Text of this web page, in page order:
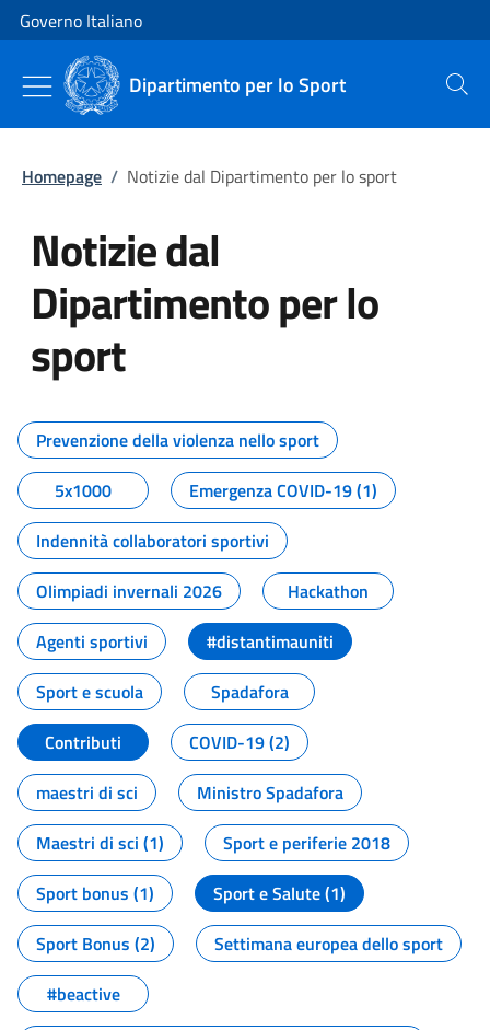
Vai al contenuto
Vai alla navigazione del sito
Governo Italiano
Dipartimento per lo Sport Cerca
Homepage / Notizie dal Dipartimento per lo sport
Notizie dal
Dipartimento per lo
sport
Tutti i contenuti della pagina
Prevenzione della violenza nello sport
5x1000
Emergenza COVID-19 (1)
Indennità collaboratori sportivi
Olimpiadi invernali 2026
Hackathon
Agenti sportivi
#distantimauniti
Sport e scuola
Spadafora
Contributi
COVID-19 (2)
maestri di sci
Ministro Spadafora
Maestri di sci (1)
Sport e periferie 2018
Sport bonus (1)
Sport e Salute (1)
Sport Bonus (2)
Settimana europea dello sport
#beactive